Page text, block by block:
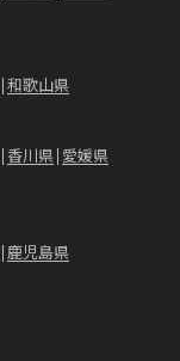
和歌山県
香川県 愛媛県
鹿児島県